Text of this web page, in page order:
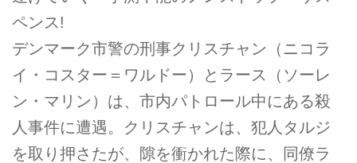
ペンス!
デンマーク市警の刑事クリスチャン（ニコラ
イ・コスター＝ワルドー）とラース（ソーレ
ン・マリン）は、市内パトロール中にある殺
人事件に遭遇。クリスチャンは、犯人タルジ
を取り押さたが、隙を衝かれた際に、同僚ラ